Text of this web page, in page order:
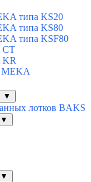
типа KS20
типа KS80
типа KSF80
CT
KR
MEKA
▼
лотков BAKS
▼
▼